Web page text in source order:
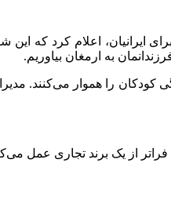
اعلام کرد که
به ارمغان بیاوریم.
کودکان را هموار می‌کنند.
از یک برند تجاری عمل